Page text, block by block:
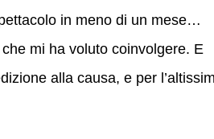
in meno di un mese…
che mi ha voluto coinvolgere. E
alla causa, e per